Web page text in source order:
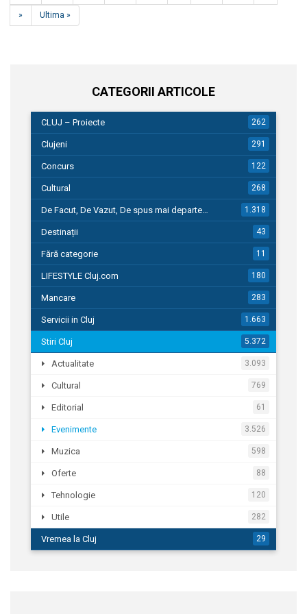
» Ultima »
CATEGORII ARTICOLE
CLUJ – Proiecte 262
Clujeni 291
Concurs 122
Cultural 268
De Facut, De Vazut, De spus mai departe… 1.318
Destinații 43
Fără categorie 11
LIFESTYLE Cluj.com 180
Mancare 283
Servicii in Cluj 1.663
Stiri Cluj 5.372
Actualitate 3.093
Cultural 769
Editorial 61
Evenimente 3.526
Muzica 598
Oferte 88
Tehnologie 120
Utile 282
Vremea la Cluj 29